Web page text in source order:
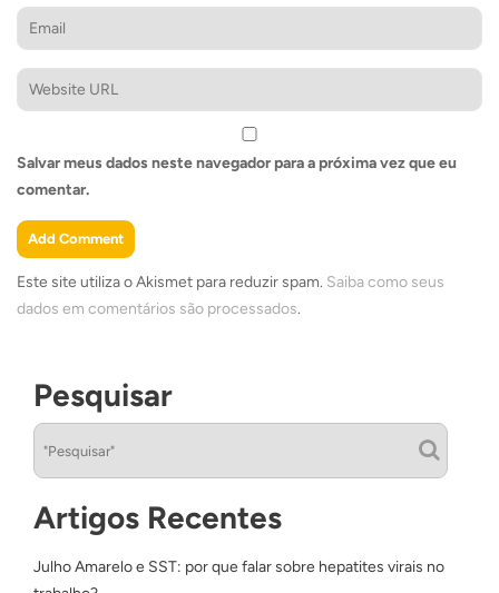
Salvar meus dados neste navegador para a próxima vez que eu
comentar.
Este site utiliza o Akismet para reduzir spam. Saiba como seus
dados em comentários são processados.
Pesquisar
Artigos Recentes
Julho Amarelo e SST: por que falar sobre hepatites virais no